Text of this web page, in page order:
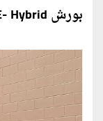
بورش Porsche Panamera 4 E- Hybrid